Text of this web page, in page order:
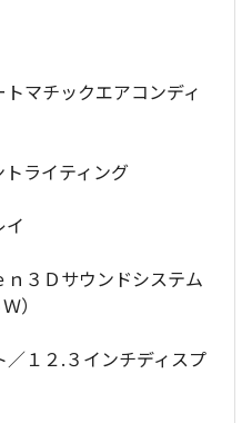
マチックエアコンディ
ライティング
３Ｄサウンドシステム
）
１２.３インチディスプ